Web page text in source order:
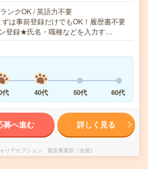
ンクOK / 英語力不要
は事前登録だけでもOK！履歴書不要
登録★氏名・職種などを入力す…
代 40代 50代 60代
募へ進む 詳しく見る
リアオプション 製造事業部（全国）